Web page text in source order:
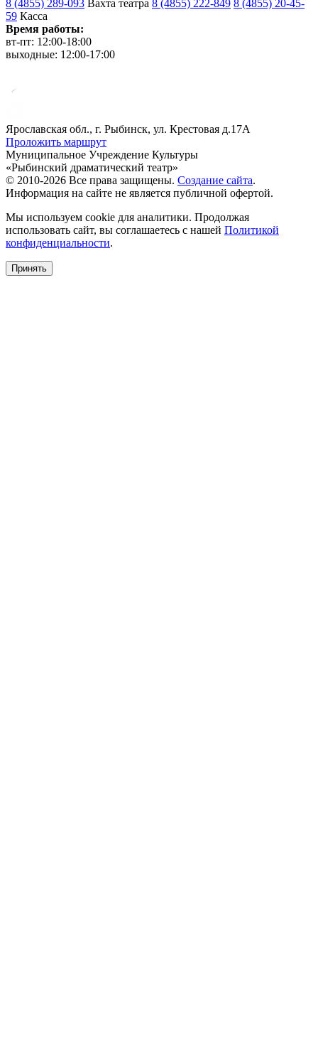
8 (4855) 289-093 Вахта театра 8 (4855) 222-849 8 (4855) 20-45-
59 Касса
Время работы:
вт-пт: 12:00-18:00
выходные: 12:00-17:00
Ярославская обл., г. Рыбинск, ул. Крестовая д.17А
Проложить маршрут
Муниципальное Учреждение Культуры
«Рыбинский драматический театр»
© 2010-2026 Все права защищены. Создание сайта.
Информация на сайте не является публичной офертой.
Мы используем cookie для аналитики. Продолжая
использовать сайт, вы соглашаетесь с нашей Политикой
конфиденциальности.
Принять